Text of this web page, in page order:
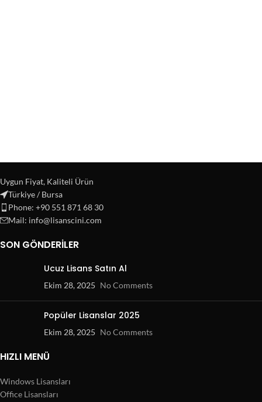
Uygun Fiyat, Kaliteli Ürün
Türkiye / Bursa
Phone: +90 551 871 68 30
Mail: info@lisanscini.com
SON GÖNDERILER
Ucuz Lisans Satın Al
Ekim 28, 2025 No Comments
Popüler Lisanslar 2025
Ekim 28, 2025 No Comments
HIZLI MENÜ
Windows Lisansları
Office Lisansları